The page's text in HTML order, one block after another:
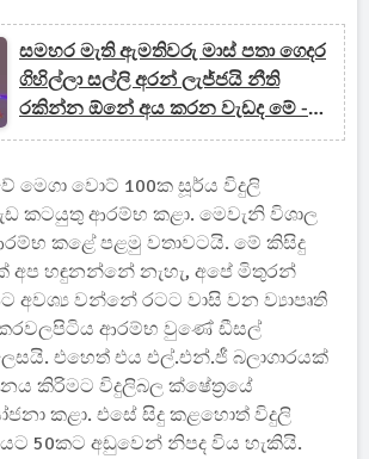
සමහර මැති ඇමතිවරු මාස් පතා ගෙදර
ගිහිල්ලා සල්ලි අරන් ලැජ්ජයි නීති
රකින්න ඕනේ අය කරන වැඩද මේ -
අනුර
මෙගා වොට් 100ක සූර්ය විදුලි
කටයුතු ආරම්භ කළා. මෙවැනි විශාල
කළේ පළමු වතාවටයි. මේ කිසිදු
අප හඳුනන්නේ නැහැ, අපේ මිතුරන්
අවශ්‍ය වන්නේ රටට වාසි වන ව්‍යාපෘති
ආරම්භ වුණේ ඩීසල්
එහෙත් එය එල්.එන්.ජී බලාගාරයක්
කිරිමට විදුලිබල ක්ෂේත්‍රයේ
කළා. එසේ සිදු කළ‍හොත් විදුලි
50කට අඩුවෙන් නිපද විය හැකියි.